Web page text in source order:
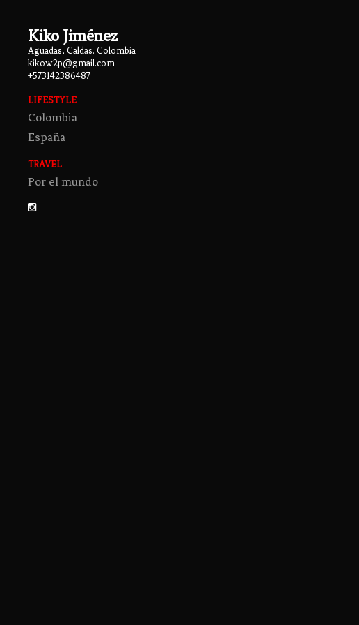
Kiko Jiménez
Aguadas, Caldas. Colombia
kikow2p@gmail.com
+573142386487
LIFESTYLE
Colombia
España
TRAVEL
Por el mundo